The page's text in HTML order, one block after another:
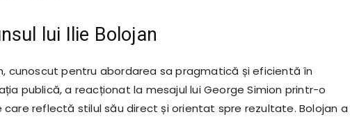
lui Ilie Bolojan
cunoscut pentru abordarea sa pragmatică și eficientă în
publică, a reacționat la mesajul lui George Simion printr-o
care reflectă stilul său direct și orientat spre rezultate. Bolojan a